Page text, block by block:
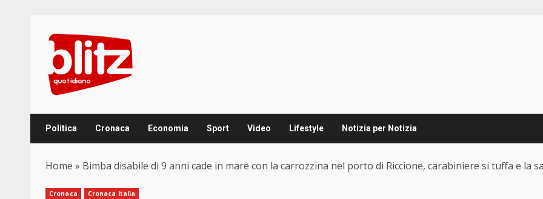
content
Politica Cronaca Economia Sport Video Lifestyle Notizia per Notizia
Home » Bimba disabile di 9 anni cade in mare con la carrozzina nel porto di Riccione, carabiniere si tuffa e la
Cronaca Cronaca Italia